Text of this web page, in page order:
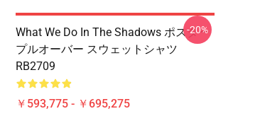
What We Do In The Shadows ポスター
プルオーバー スウェットシャツ
RB2709
￥593,775 - ￥695,275
-20%